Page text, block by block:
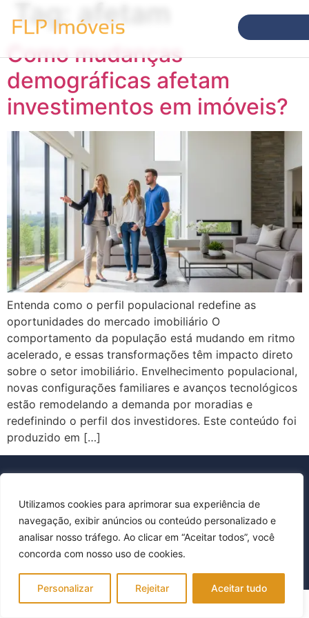
Utilizamos cookies para aprimorar sua experiência de
navegação, exibir anúncios ou conteúdo personalizado e
analisar nosso tráfego. Ao clicar em “Aceitar todos”, você
concorda com nosso uso de cookies.
Personalizar Rejeitar Aceitar tudo
Tag: afetam
Como mudanças
demográficas afetam
investimentos em imóveis?
Entenda como o perfil populacional redefine as
oportunidades do mercado imobiliário O
comportamento da população está mudando em ritmo
acelerado, e essas transformações têm impacto direto
sobre o setor imobiliário. Envelhecimento populacional,
novas configurações familiares e avanços tecnológicos
estão remodelando a demanda por moradias e
redefinindo o perfil dos investidores. Este conteúdo foi
produzido em […]
Política de Privacidade
Todos os direitos reservados © FLP Imóveis